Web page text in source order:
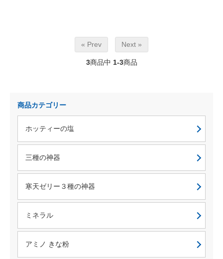
« Prev Next »
3商品中 1-3商品
商品カテゴリー
ホッティーの塩
三種の神器
寒天ゼリー３種の神器
ミネラル
アミノ きな粉